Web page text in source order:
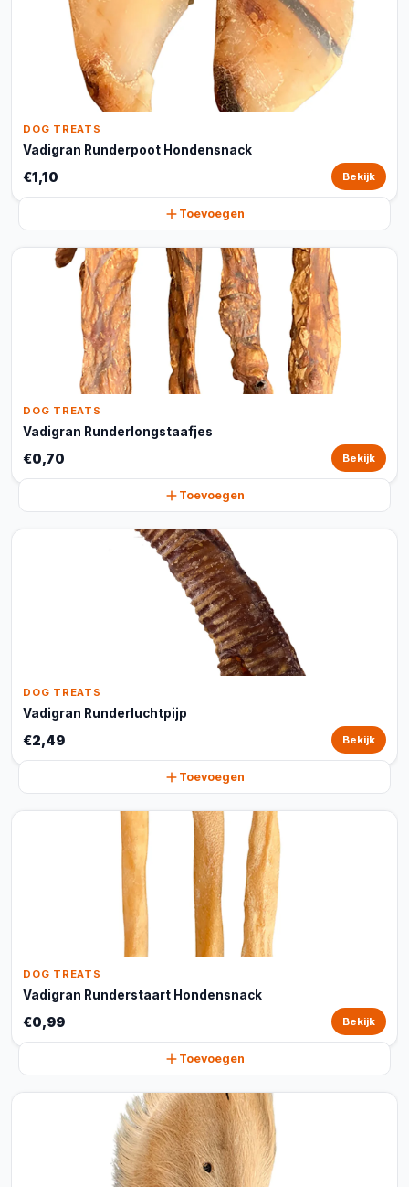
DOG TREATS
Vadigran Runderpoot Hondensnack
€1,10 Bekijk
Toevoegen
DOG TREATS
Vadigran Runderlongstaafjes
€0,70 Bekijk
Toevoegen
DOG TREATS
Vadigran Runderluchtpijp
€2,49 Bekijk
Toevoegen
DOG TREATS
Vadigran Runderstaart Hondensnack
€0,99 Bekijk
Toevoegen